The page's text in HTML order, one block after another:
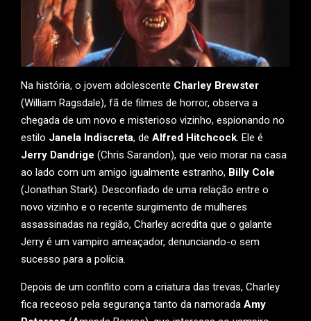
Na história, o jovem adolescente Charley Brewster
(William Ragsdale), fã de filmes de horror, observa a
chegada de um novo e misterioso vizinho, espionando no
estilo Janela Indiscreta, de Alfred Hitchcock . Ele é
Jerry Dandrige (Chris Sarandon), que veio morar na casa
ao lado com um amigo igualmente estranho, Billy Cole
(Jonathan Stark). Desconfiado de uma relação entre o
novo vizinho e o recente surgimento de mulheres
assassinadas na região, Charley acredita que o galante
Jerry é um vampiro ameaçador, denunciando-o sem
sucesso para a polícia.
Depois de um conflito com a criatura das trevas, Charley
fica receoso pela segurança tanto da namorada Amy